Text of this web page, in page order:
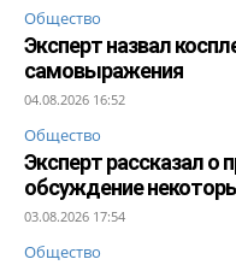
Общество
Эксперт назвал
самовыражения
04.08.2026 16:52
Общество
Эксперт рассказал о
обсуждение
03.08.2026 17:54
Общество